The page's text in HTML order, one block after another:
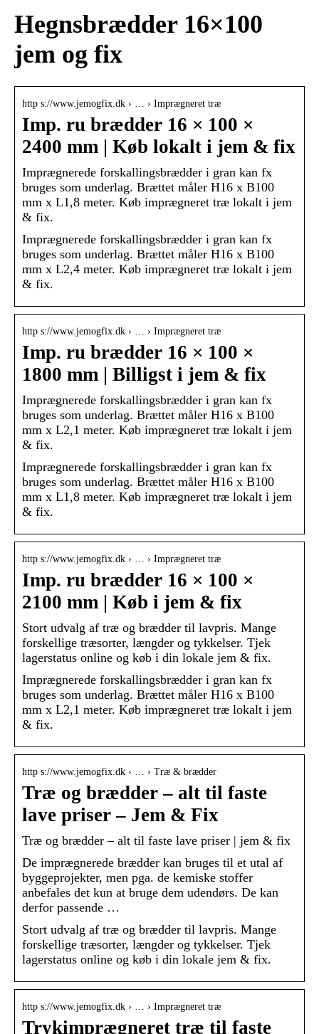
Hegnsbrædder 16×100
jem og fix
http s://www.jemogfix.dk › … › Imprægneret træ
Imp. ru brædder 16 × 100 ×
2400 mm | Køb lokalt i jem & fix
Imprægnerede forskallingsbrædder i gran kan fx
bruges som underlag. Brættet måler H16 x B100
mm x L1,8 meter. Køb imprægneret træ lokalt i jem
& fix.
Imprægnerede forskallingsbrædder i gran kan fx
bruges som underlag. Brættet måler H16 x B100
mm x L2,4 meter. Køb imprægneret træ lokalt i jem
& fix.
http s://www.jemogfix.dk › … › Imprægneret træ
Imp. ru brædder 16 × 100 ×
1800 mm | Billigst i jem & fix
Imprægnerede forskallingsbrædder i gran kan fx
bruges som underlag. Brættet måler H16 x B100
mm x L2,1 meter. Køb imprægneret træ lokalt i jem
& fix.
Imprægnerede forskallingsbrædder i gran kan fx
bruges som underlag. Brættet måler H16 x B100
mm x L1,8 meter. Køb imprægneret træ lokalt i jem
& fix.
http s://www.jemogfix.dk › … › Imprægneret træ
Imp. ru brædder 16 × 100 ×
2100 mm | Køb i jem & fix
Stort udvalg af træ og brædder til lavpris. Mange
forskellige træsorter, længder og tykkelser. Tjek
lagerstatus online og køb i din lokale jem & fix.
Imprægnerede forskallingsbrædder i gran kan fx
bruges som underlag. Brættet måler H16 x B100
mm x L2,1 meter. Køb imprægneret træ lokalt i jem
& fix.
http s://www.jemogfix.dk › … › Træ & brædder
Træ og brædder – alt til faste
lave priser – Jem & Fix
Træ og brædder – alt til faste lave priser | jem & fix
De imprægnerede brædder kan bruges til et utal af
byggeprojekter, men pga. de kemiske stoffer
anbefales det kun at bruge dem udendørs. De kan
derfor passende …
Stort udvalg af træ og brædder til lavpris. Mange
forskellige træsorter, længder og tykkelser. Tjek
lagerstatus online og køb i din lokale jem & fix.
http s://www.jemogfix.dk › … › Imprægneret træ
Trykimprægneret træ til faste